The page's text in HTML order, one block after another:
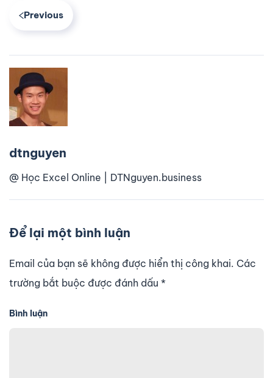
Previous
dtnguyen
@ Học Excel Online | DTNguyen.business
Để lại một bình luận
Email của bạn sẽ không được hiển thị công khai. Các
trường bắt buộc được đánh dấu *
Bình luận